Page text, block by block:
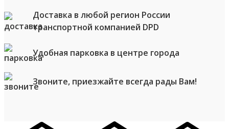
Доставка в любой регион России
транспортной компанией DPD
Удобная парковка в центре города
Звоните, приезжайте всегда рады Вам!